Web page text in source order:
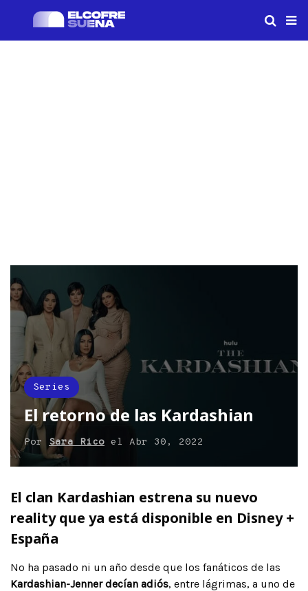
Series
El retorno de las Kardashian
Por Sara Rico el Abr 30, 2022
El clan Kardashian estrena su nuevo
reality que ya está disponible en Disney +
España
No ha pasado ni un año desde que los fanáticos de las
Kardashian-Jenner decían adiós, entre lágrimas, a uno de